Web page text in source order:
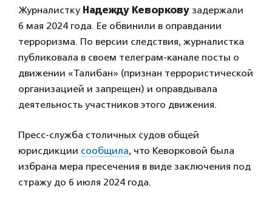
Журналистку Надежду Кеворкову задержали
6 мая 2024 года. Ее обвинили в оправдании
терроризма. По версии следствия, журналистка
публиковала в своем телеграм-канале посты о
движении «Талибан» (признан террористической
организацией и запрещен) и оправдывала
деятельность участников этого движения.
Пресс-служба столичных судов общей
юрисдикции сообщила, что Кеворковой была
избрана мера пресечения в виде заключения под
стражу до 6 июля 2024 года.